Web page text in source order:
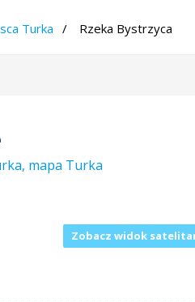
Turka Rzeka Bystrzyca
mapa Turka
Zobacz widok